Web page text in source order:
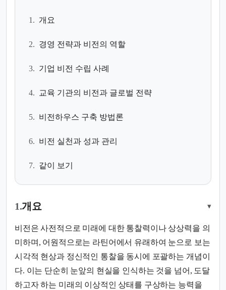
1. 개요
2. 경영 전략과 비전의 역할
3. 기업 비전 수립 사례
4. 교육 기관의 비전과 글로벌 전략
5. 비전하우스 구축 방법론
6. 비전 실천과 성과 관리
7. 같이 보기
1.개요 ▾
비전은 사전적으로 미래에 대한 통찰력이나 상상력을 의
미하며, 어원적으로는 라틴어에서 유래하여 눈으로 보는
시각적 현상과 정신적인 통찰을 동시에 포괄하는 개념이
다. 이는 단순히 눈앞의 현실을 인식하는 것을 넘어, 도달
하고자 하는 미래의 이상적인 상태를 구상하는 능력을